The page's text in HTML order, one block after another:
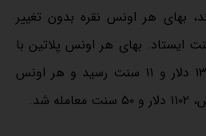
بهای هر اونس نقره بدون تغییر
و در ۳۸ دلار و ۵۹ سنت ایستاد. بهای هر اونس پلاتین با
۰.۳ درصد افزایش، به ۱۳۵۳ دلار و ۱۱ سنت رسید و هر اونس